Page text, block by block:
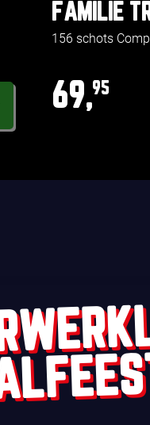
FAMILIE
156 schots
69,95